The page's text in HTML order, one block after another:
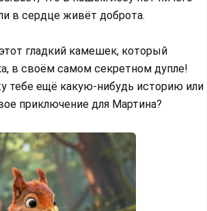
в сердце живёт доброта.
гладкий камешек, который
в своём самом секретном дупле!
тебе ещё какую-нибудь историю или
приключение для Мартина?